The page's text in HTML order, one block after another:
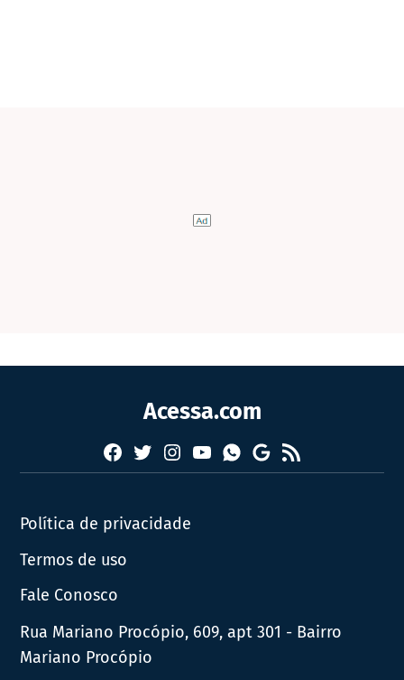
Acessa.com
Facebook
TwitterInstagram
YouTubeWhatsapp
Google
News
RSS
Política de privacidade
Termos de uso
Fale Conosco
Rua Mariano Procópio, 609, apt 301 - Bairro
Mariano Procópio